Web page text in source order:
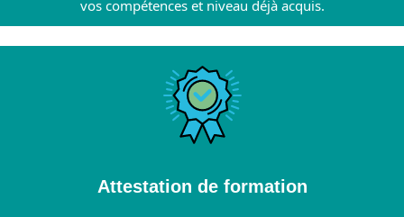
vos compétences et niveau déjà acquis.
Attestation de formation